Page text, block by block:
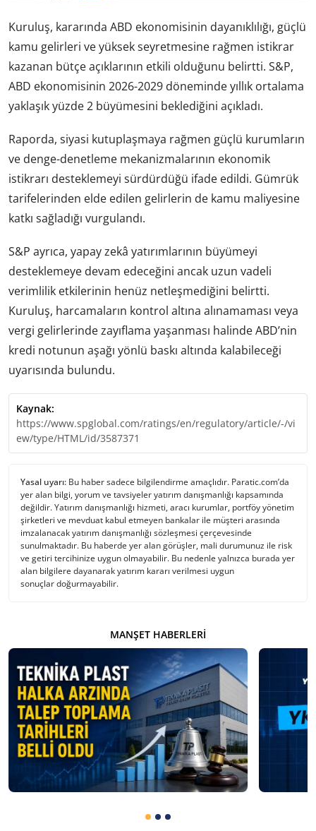
Kuruluş, kararında ABD ekonomisinin dayanıklılığı, güçlü
kamu gelirleri ve yüksek seyretmesine rağmen istikrar
kazanan bütçe açıklarının etkili olduğunu belirtti. S&P,
ABD ekonomisinin 2026-2029 döneminde yıllık ortalama
yaklaşık yüzde 2 büyümesini beklediğini açıkladı.
Raporda, siyasi kutuplaşmaya rağmen güçlü kurumların
ve denge-denetleme mekanizmalarının ekonomik
istikrarı desteklemeyi sürdürdüğü ifade edildi. Gümrük
tarifelerinden elde edilen gelirlerin de kamu maliyesine
katkı sağladığı vurgulandı.
S&P ayrıca, yapay zekâ yatırımlarının büyümeyi
desteklemeye devam edeceğini ancak uzun vadeli
verimlilik etkilerinin henüz netleşmediğini belirtti.
Kuruluş, harcamaların kontrol altına alınamaması veya
vergi gelirlerinde zayıflama yaşanması halinde ABD’nin
kredi notunun aşağı yönlü baskı altında kalabileceği
uyarısında bulundu.
Kaynak:
https://www.spglobal.com/ratings/en/regulatory/article/-/vi
ew/type/HTML/id/3587371
Yasal uyarı: Bu haber sadece bilgilendirme amaçlıdır. Paratic.com’da
yer alan bilgi, yorum ve tavsiyeler yatırım danışmanlığı kapsamında
değildir. Yatırım danışmanlığı hizmeti, aracı kurumlar, portföy yönetim
şirketleri ve mevduat kabul etmeyen bankalar ile müşteri arasında
imzalanacak yatırım danışmanlığı sözleşmesi çerçevesinde
sunulmaktadır. Bu haberde yer alan görüşler, mali durumunuz ile risk
ve getiri tercihinize uygun olmayabilir. Bu nedenle yalnızca burada yer
alan bilgilere dayanarak yatırım kararı verilmesi uygun
sonuçlar doğurmayabilir.
MANŞET HABERLERI